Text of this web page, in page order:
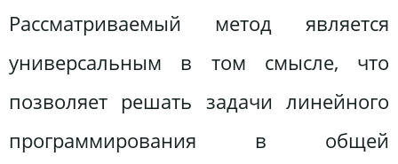
Рассматриваемый метод является
универсальным в том смысле, что
позволяет решать задачи линейного
программирования в общей